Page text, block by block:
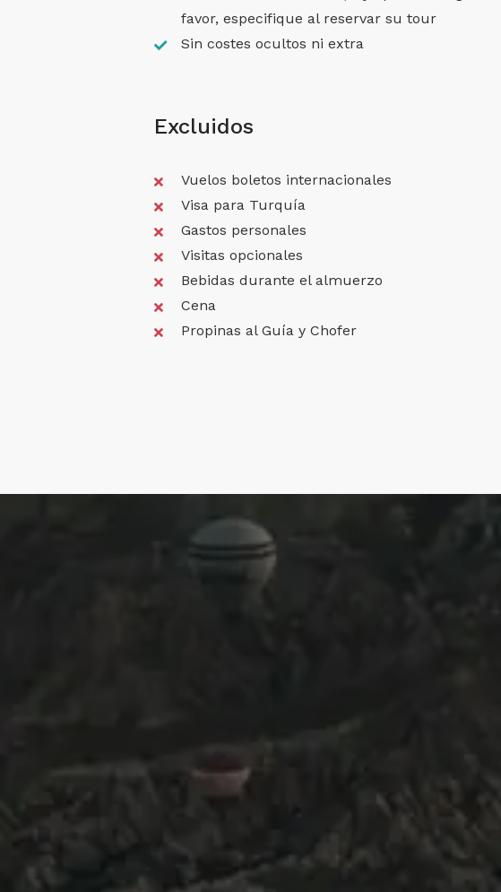
favor, especifique al reservar su tour
Sin costes ocultos ni extra
Excluidos
Vuelos boletos internacionales
Visa para Turquía
Gastos personales
Visitas opcionales
Bebidas durante el almuerzo
Cena
Propinas al Guía y Chofer